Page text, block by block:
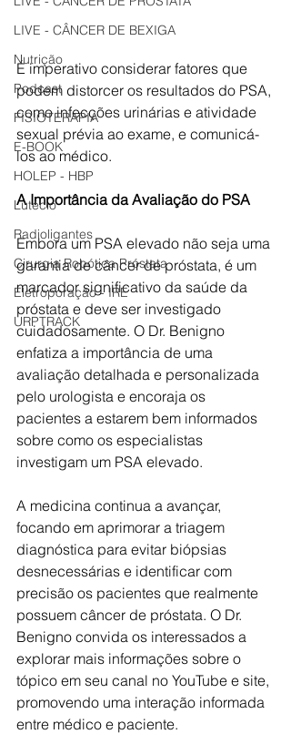
LIVE - CÂNCER DE BEXIGA
Nutrição
Podcast
FISIOTERAPIA
E-BOOK
HOLEP - HBP
Lutécio
Radioligantes
Cirurgia Robótica Próstata
Eletroporação - IRE
URPTRACK
É imperativo considerar fatores que
podem distorcer os resultados do PSA,
como infecções urinárias e atividade
sexual prévia ao exame, e comunicá-
los ao médico.
A Importância da Avaliação do PSA
Embora um PSA elevado não seja uma
garantia de câncer de próstata, é um
marcador significativo da saúde da
próstata e deve ser investigado
cuidadosamente. O Dr. Benigno
enfatiza a importância de uma
avaliação detalhada e personalizada
pelo urologista e encoraja os
pacientes a estarem bem informados
sobre como os especialistas
investigam um PSA elevado.
A medicina continua a avançar,
focando em aprimorar a triagem
diagnóstica para evitar biópsias
desnecessárias e identificar com
precisão os pacientes que realmente
possuem câncer de próstata. O Dr.
Benigno convida os interessados a
explorar mais informações sobre o
tópico em seu canal no YouTube e site,
promovendo uma interação informada
entre médico e paciente.